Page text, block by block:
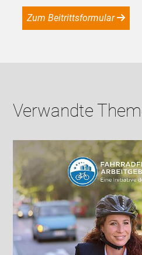
Zum Beitrittsformular
Verwandte